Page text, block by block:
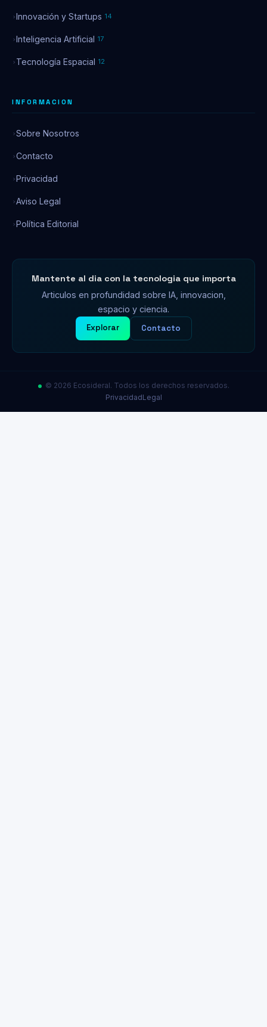
Innovación y Startups 14
Inteligencia Artificial 17
Tecnología Espacial 12
INFORMACION
Sobre Nosotros
Contacto
Privacidad
Aviso Legal
Política Editorial
Mantente al dia con la tecnologia que importa
Articulos en profundidad sobre IA, innovacion,
espacio y ciencia.
Explorar
Contacto
© 2026 Ecosideral. Todos los derechos reservados.
PrivacidadLegal